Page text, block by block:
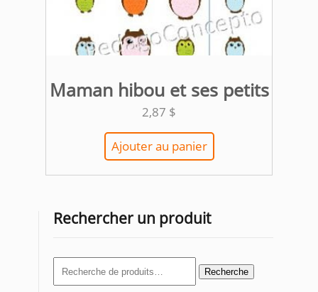
Maman hibou et ses petits
2,87 $
Ajouter au panier
Rechercher un produit
Recherche
pour :
Recherche